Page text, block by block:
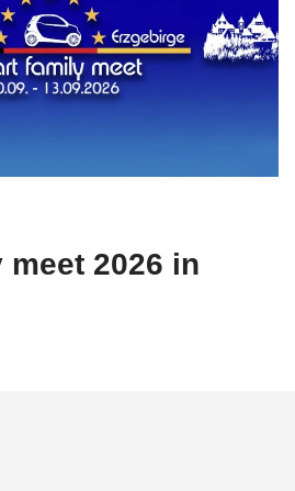
2026 in